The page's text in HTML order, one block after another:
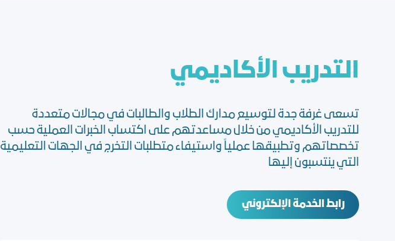
اﻟﺘﺪرﯾﺐ اﻟﺄﻛﺎدﯾﻤﻲ
تسعى غرفة جدة لتوسيع مدارك الطلاب والطالبات في مجالات متعددة
للتدريب الأكاديمي من خلال مساعدتهم على اكتساب الخبرات العملية حسب
تخصصاتهم وتطبيقها عملياً واستيفاء متطلبات التخرج في الجهات التعليمية
التي ينتسبون إليها
رابط الخدمة الإلكتروني